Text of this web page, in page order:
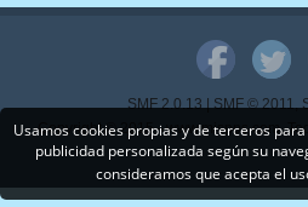
SMF 2.0.13|SMF © 2011,
Copyright © 2015 - www.mispps.com.
Usamos cookies propias y de terceros
publicidad personalizada según su
consideramos que acepta el